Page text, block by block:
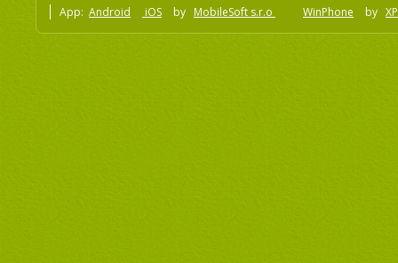
App: Android iOS by MobileSoft s.r.o WinPhone by